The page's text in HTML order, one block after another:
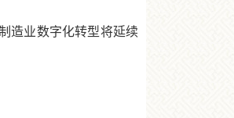
造业数字化转型将延续